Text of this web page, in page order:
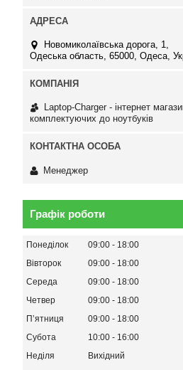
Новомиколаївська дорога, 1,
Одеська область, 65000, Одеса,
Laptop-Charger - інтернет
комплектуючих до ноутбуків
Менеджер
Графік роботи
Понеділок 09:00
18:00
Вівторок
09:00
18:00
Середа
09:00
18:00
Четвер
09:00
18:00
Пʼятниця
09:00
18:00
Субота
10:00
16:00
Неділя
Вихідний